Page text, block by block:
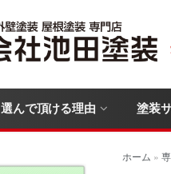
選んで頂ける理由 塗装
ホーム »